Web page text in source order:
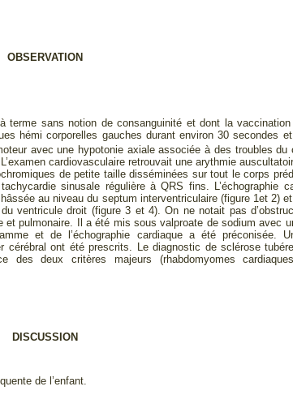
OBSERVATION
terme sans notion de consanguinité et dont la
hémi corporelles gauches durant environ 30 secondes
avec une hypotonie axiale associée à des troubles du
cardiovasculaire retrouvait une arythmie
de petite taille disséminées sur tout le corps
sinusale régulière à QRS fins. L’échographie
au niveau du septum interventriculaire (figure 1et 2)
ventricule droit (figure 3 et 4). On ne notait pas
pulmonaire. Il a été mis sous valproate de sodium avec
et de l’échographie cardiaque a été préconisée.
cérébral ont été prescrits. Le diagnostic de sclérose
deux critères majeurs (rhabdomyomes
DISCUSSION
de l’enfant.